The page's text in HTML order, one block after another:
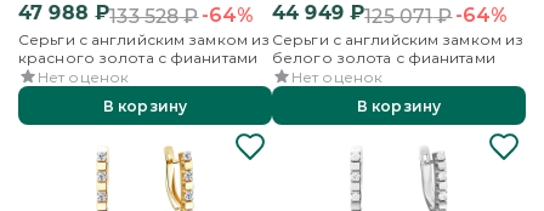
47 988 ₽133 528₽-64%
Серьги с английским замком из
красного золота с фианитами
Нет оценок
В корзину
44 949₽125 071₽-64%
Серьги с английским замком из
белого золота с фианитами
Нет оценок
В корзину